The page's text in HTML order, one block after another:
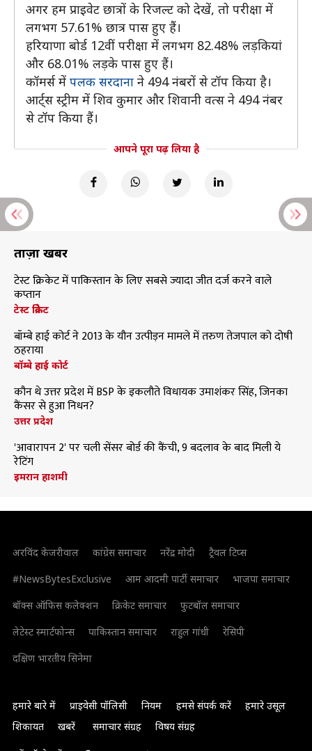
अगर हम प्राइवेट छात्रों के रिजल्ट को देखें, तो परीक्षा में
लगभग 57.61% छात्र पास हुए हैं।
हरियाणा बोर्ड 12वीं परीक्षा में लगभग 82.48% लड़कियां
और 68.01% लड़के पास हुए हैं।
कॉमर्स में पलक सरदाना ने 494 नंबरों से टॉप किया है।
आर्ट्स स्ट्रीम में शिव कुमार और शिवानी वत्स ने 494 नंबर
से टॉप किया हैं।
आपने पूरा पढ़ लिया है
ताज़ा खबरें
टेस्ट क्रिकेट में पाकिस्तान के लिए सबसे ज्यादा जीत दर्ज करने वाले
कप्तान
टेस्ट क्रिकेट
बॉम्बे हाई कोर्ट ने 2013 के यौन उत्पीड़न मामले में तरुण तेजपाल को दोषी
ठहराया
बॉम्बे हाई कोर्ट
कौन थे उत्तर प्रदेश में BSP के इकलौते विधायक उमाशंकर सिंह, जिनका
कैंसर से हुआ निधन?
उत्तर प्रदेश
'आवारापन 2' पर चली सेंसर बोर्ड की कैंची, 9 बदलाव के बाद मिली ये
रेटिंग
इमरान हाशमी
अरविंद केजरीवाल कांग्रेस समाचार नरेंद्र मोदी
ट्रैवल टिप्स
#NewsBytesExclusive
आम आदमी पार्टी समाचार
भाजपा समाचार
बॉक्स ऑफिस कलेक्शन
क्रिकेट समाचार
फुटबॉल समाचार
लेटेस्ट स्मार्टफोन्स
पाकिस्तान समाचार राहुल गांधी
रेसिपी
दक्षिण भारतीय सिनेमा
हमारे बारे में प्राइवेसी पॉलिसी नियम हमसे संपर्क करें
हमारे उसूल
शिकायत
खबरें समाचार संग्रह विषय संग्रह